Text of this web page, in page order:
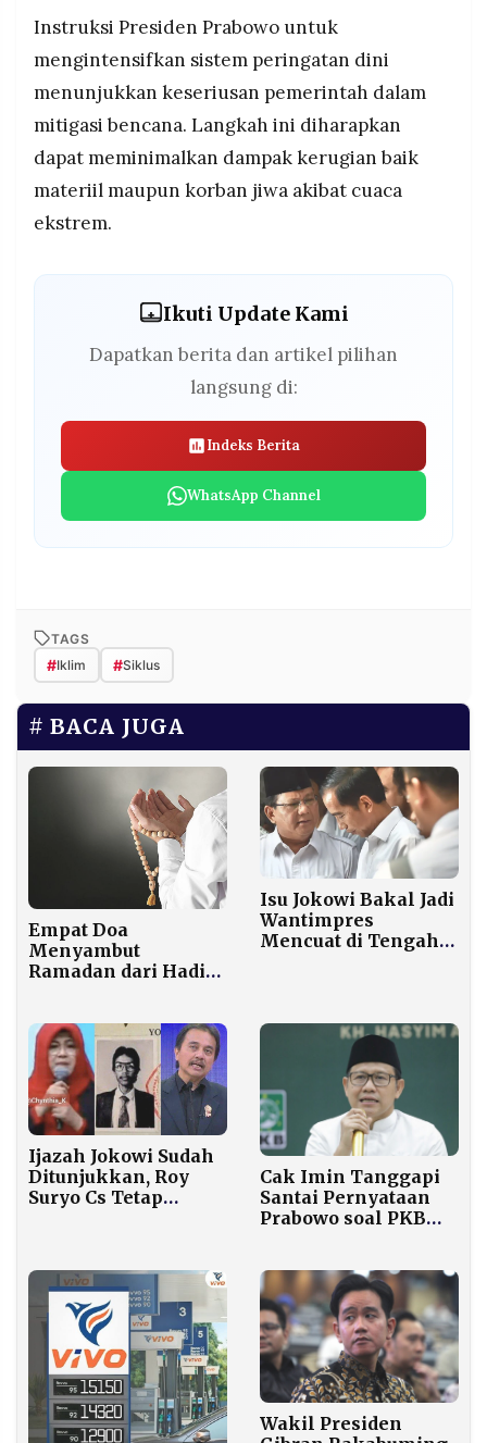
Instruksi Presiden Prabowo untuk
mengintensifkan sistem peringatan dini
menunjukkan keseriusan pemerintah dalam
mitigasi bencana. Langkah ini diharapkan
dapat meminimalkan dampak kerugian baik
materiil maupun korban jiwa akibat cuaca
ekstrem.
Ikuti Update Kami
Dapatkan berita dan artikel pilihan
langsung di:
Indeks Berita
WhatsApp Channel
TAGS
#Iklim #Siklus
BACA JUGA
Empat Doa
Menyambut
Ramadan dari Hadis:
Diamalkan?
Isu Jokowi Bakal Jadi
Wantimpres
Mencuat di Tengah
Ijazah Jokowi Sudah
Ditunjukkan, Roy
Suryo Cs Tetap
Cak Imin Tanggapi
Santai Pernyataan
Prabowo soal PKB
Wakil Presiden